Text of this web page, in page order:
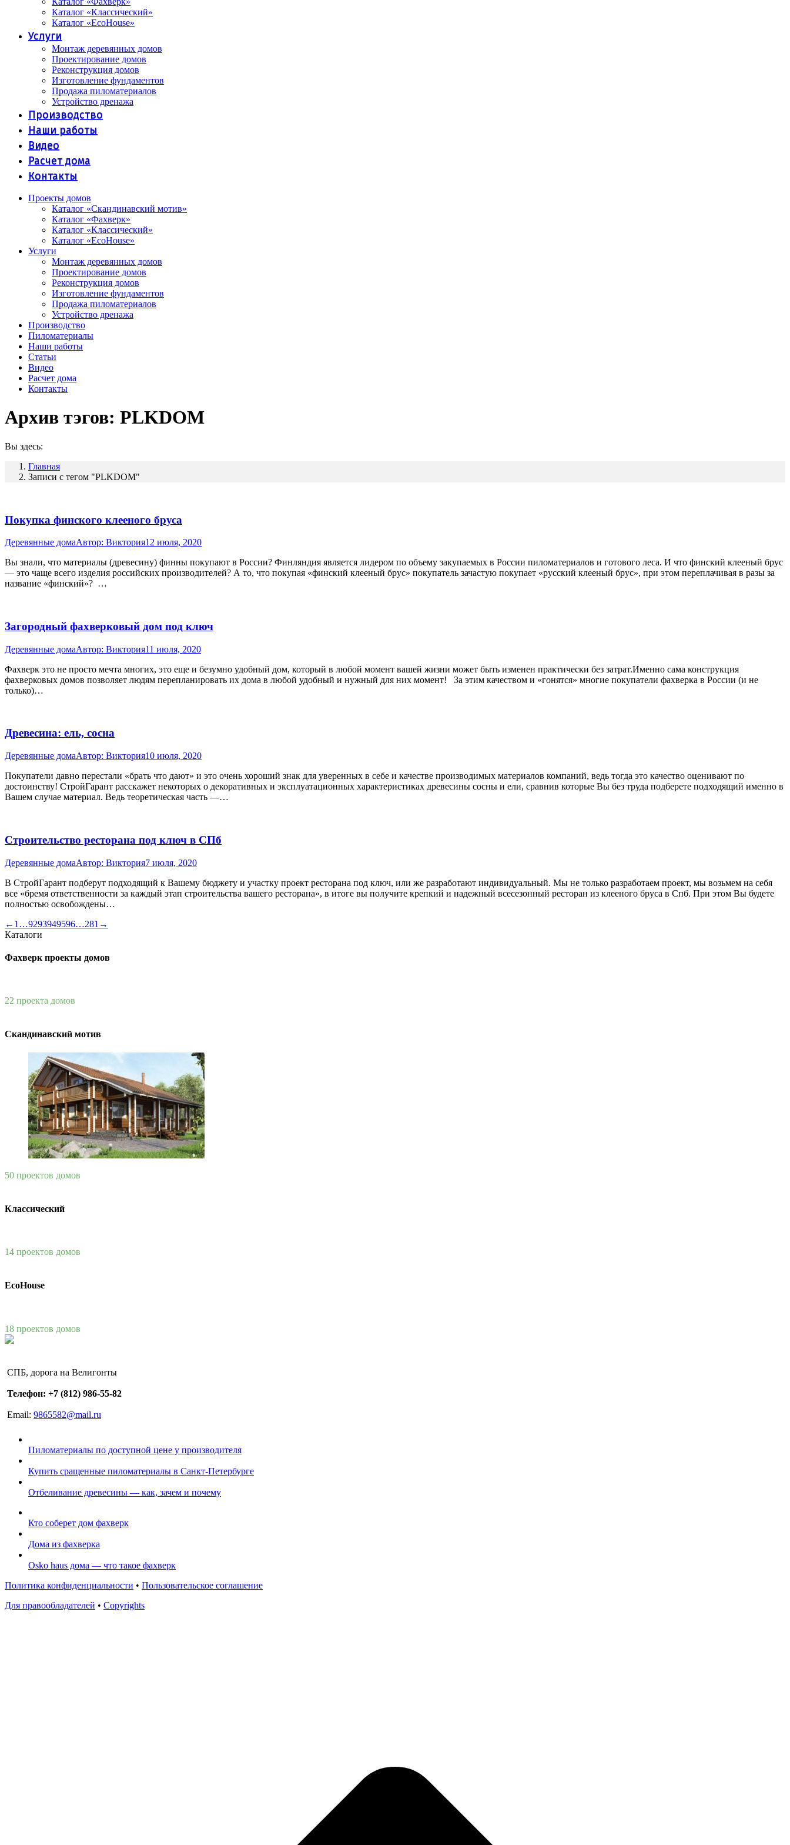
Каталог «Классический»
Каталог «EcoHouse»
Услуги
Монтаж деревянных домов
Проектирование домов
Реконструкция домов
Изготовление фундаментов
Продажа пиломатериалов
Устройство дренажа
Производство
Наши работы
Видео
Расчет дома
Контакты
Проекты домов
Каталог «Скандинавский мотив»
Каталог «Фахверк»
Каталог «Классический»
Каталог «EcoHouse»
Услуги
Монтаж деревянных домов
Проектирование домов
Реконструкция домов
Изготовление фундаментов
Продажа пиломатериалов
Устройство дренажа
Производство
Пиломатериалы
Наши работы
Статьи
Видео
Расчет дома
Контакты
Архив тэгов: PLKDOM
Вы здесь:
Главная
Записи с тегом "PLKDOM"
Покупка финского клееного бруса
Деревянные домаАвтор: Виктория12 июля, 2020
Вы знали, что материалы (древесину) финны покупают в России? Финляндия является лидером по объему закупаемых в России пиломатериалов и готового леса. И что финский клееный брус
— это чаще всего изделия российских производителей? А то, что покупая «финский клееный брус» покупатель зачастую покупает «русский клееный брус», при этом переплачивая в разы за
название «финский»? …
Загородный фахверковый дом под ключ
Деревянные домаАвтор: Виктория11 июля, 2020
Фахверк это не просто мечта многих, это еще и безумно удобный дом, который в любой момент вашей жизни может быть изменен практически без затрат.Именно сама конструкция
фахверковых домов позволяет людям перепланировать их дома в любой удобный и нужный для них момент! За этим качеством и «гонятся» многие покупатели фахверка в России (и не
только)…
Древесина: ель, сосна
Деревянные домаАвтор: Виктория10 июля, 2020
Покупатели давно перестали «брать что дают» и это очень хороший знак для уверенных в себе и качестве производимых материалов компаний, ведь тогда это качество оценивают по
достоинству! СтройГарант расскажет некоторых о декоративных и эксплуатационных характеристиках древесины сосны и ели, сравнив которые Вы без труда подберете подходящий именно в
Вашем случае материал. Ведь теоретическая часть —…
Строительство ресторана под ключ в СПб
Деревянные домаАвтор: Виктория7 июля, 2020
В СтройГарант подберут подходящий к Вашему бюджету и участку проект ресторана под ключ, или же разработают индивидуальный. Мы не только разработаем проект, мы возьмем на себя
все «бремя ответственности за каждый этап строительства вашего ресторана», в итоге вы получите крепкий и надежный всесезонный ресторан из клееного бруса в Спб. При этом Вы будете
полностью освобождены…
← 1 …9293949596…281 →
Каталоги
Фахверк проекты домов
22 проекта домов
Скандинавский мотив
50 проектов домов
Классический
14 проектов домов
EcoHouse
18 проектов домов
СПБ, дорога на Велигонты
Телефон: +7 (812) 986-55-82
Email: 9865582@mail.ru
Пиломатериалы по доступной цене у производителя
Купить сращенные пиломатериалы в Санкт-Петербурге
Отбеливание древесины — как, зачем и почему
Кто соберет дом фахверк
Дома из фахверка
Osko haus дома — что такое фахверк
Политика конфиденциальности • Пользовательское соглашение
Для правообладателей • Copyrights